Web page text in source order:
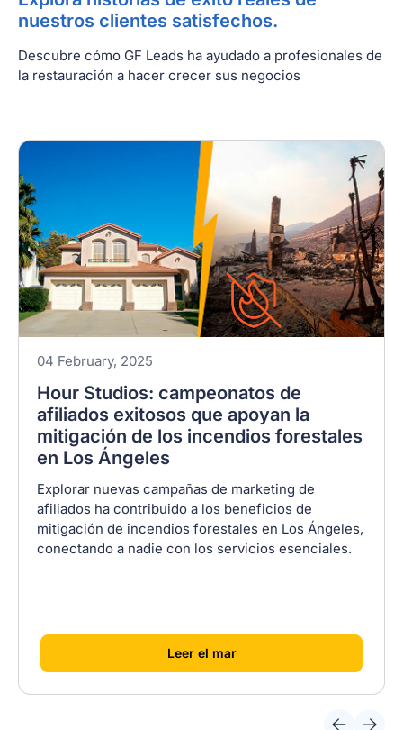
nuestros clientes satisfechos.
Descubre cómo GF Leads ha ayudado a profesionales de
la restauración a hacer crecer sus negocios
04 February, 2025
Hour Studios: campeonatos de
afiliados exitosos que apoyan la
mitigación de los incendios forestales
en Los Ángeles
Explorar nuevas campañas de marketing de
afiliados ha contribuido a los beneficios de
mitigación de incendios forestales en Los Ángeles,
conectando a nadie con los servicios esenciales.
[Leer el mar]